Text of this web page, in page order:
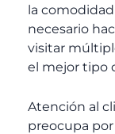
la
necesario
visitar
el mejor tipo
Atención al
preocupa